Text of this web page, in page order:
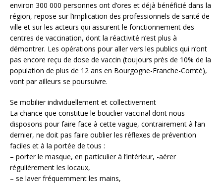
environ 300 000 personnes ont d’ores et déjà bénéficié dans la
région, repose sur l’implication des professionnels de santé de
ville et sur les acteurs qui assurent le fonctionnement des
centres de vaccination, dont la réactivité n’est plus à
démontrer. Les opérations pour aller vers les publics qui n’ont
pas encore reçu de dose de vaccin (toujours près de 10% de la
population de plus de 12 ans en Bourgogne-Franche-Comté),
vont par ailleurs se poursuivre.
Se mobilier individuellement et collectivement
La chance que constitue le bouclier vaccinal dont nous
disposons pour faire face à cette vague, contrairement à l’an
dernier, ne doit pas faire oublier les réflexes de prévention
faciles et à la portée de tous :
– porter le masque, en particulier à l’intérieur, -aérer
régulièrement les locaux,
– se laver fréquemment les mains,